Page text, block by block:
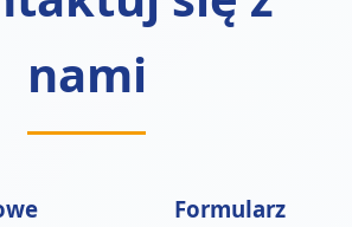
nami
Formularz